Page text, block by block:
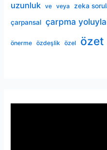
uzunluk ve veya zeka
çarpansal çarpma
önerme özdeşlik özel özet